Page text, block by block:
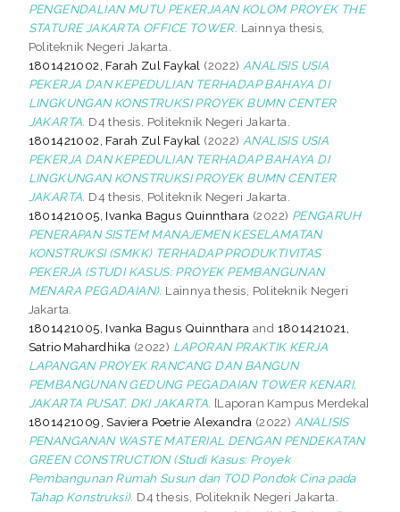
PENGENDALIAN MUTU PEKERJAAN KOLOM PROYEK THE
STATURE JAKARTA OFFICE TOWER. Lainnya thesis,
Politeknik Negeri Jakarta.
1801421002, Farah Zul Faykal (2022) ANALISIS USIA
PEKERJA DAN KEPEDULIAN TERHADAP BAHAYA DI
LINGKUNGAN KONSTRUKSI PROYEK BUMN CENTER
JAKARTA. D4 thesis, Politeknik Negeri Jakarta.
1801421002, Farah Zul Faykal (2022) ANALISIS USIA
PEKERJA DAN KEPEDULIAN TERHADAP BAHAYA DI
LINGKUNGAN KONSTRUKSI PROYEK BUMN CENTER
JAKARTA. D4 thesis, Politeknik Negeri Jakarta.
1801421005, Ivanka Bagus Quinnthara (2022) PENGARUH
PENERAPAN SISTEM MANAJEMEN KESELAMATAN
KONSTRUKSI (SMKK) TERHADAP PRODUKTIVITAS
PEKERJA (STUDI KASUS: PROYEK PEMBANGUNAN
MENARA PEGADAIAN). Lainnya thesis, Politeknik Negeri
Jakarta.
1801421005, Ivanka Bagus Quinnthara and 1801421021,
Satrio Mahardhika (2022) LAPORAN PRAKTIK KERJA
LAPANGAN PROYEK RANCANG DAN BANGUN
PEMBANGUNAN GEDUNG PEGADAIAN TOWER KENARI,
JAKARTA PUSAT, DKI JAKARTA. [Laporan Kampus Merdeka]
1801421009, Saviera Poetrie Alexandra (2022) ANALISIS
PENANGANAN WASTE MATERIAL DENGAN PENDEKATAN
GREEN CONSTRUCTION (Studi Kasus: Proyek
Pembangunan Rumah Susun dan TOD Pondok Cina pada
Tahap Konstruksi). D4 thesis, Politeknik Negeri Jakarta.